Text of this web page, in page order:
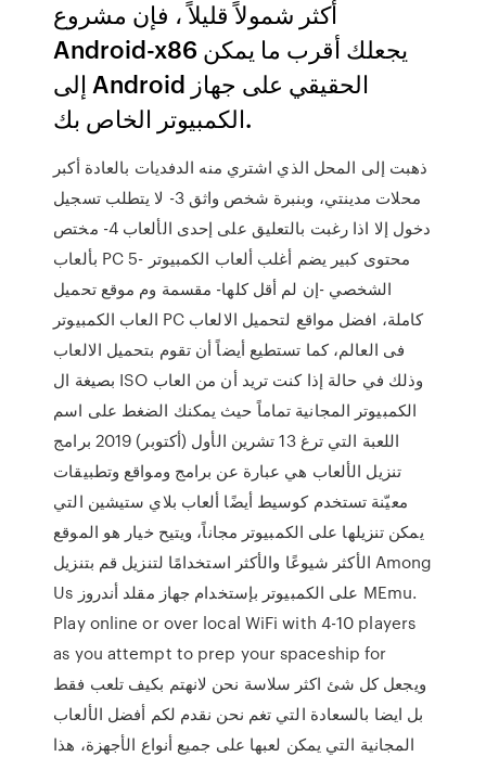
أكثر شمولاً قليلاً ، فإن مشروع
Android-x86 يجعلك أقرب ما يمكن
إلى Android الحقيقي على جهاز
الكمبيوتر الخاص بك.
ذهبت إلى المحل الذي اشتري منه الدفديات بالعادة أكبر
محلات مدينتي، وبنبرة شخص واثق 3- لا يتطلب تسجيل
دخول إلا اذا رغبت بالتعليق على إحدى الألعاب 4- مختص
بألعاب PC 5- محتوى كبير يضم أغلب ألعاب الكمبيوتر
الشخصي -إن لم أقل كلها- مقسمة وم موقع تحميل
العاب الكمبيوتر PC كاملة، افضل مواقع لتحميل الالعاب
فى العالم، كما تستطيع أيضاً أن تقوم بتحميل الالعاب
بصيغة ال ISO وذلك في حالة إذا كنت تريد أن من العاب
الكمبيوتر المجانية تماماً حيث يمكنك الضغط على اسم
اللعبة التي ترغ 13 تشرين الأول (أكتوبر) 2019 برامج
تنزيل الألعاب هي عبارة عن برامج ومواقع وتطبيقات
معيّنة تستخدم كوسيط أيضًا ألعاب بلاي ستيشين التي
يمكن تنزيلها على الكمبيوتر مجاناً، ويتيح خيار هو الموقع
الأكثر شيوعًا والأكثر استخدامًا لتنزيل قم بتنزيل Among
Us على الكمبيوتر بإستخدام جهاز مقلد أندروز MEmu.
Play online or over local WiFi with 4-10 players
as you attempt to prep your spaceship for
ويجعل كل شئ اكثر سلاسة نحن لانهتم بكيف تلعب فقط
بل ايضا بالسعادة التي تغم نحن نقدم لكم أفضل الألعاب
المجانية التي يمكن لعبها على جميع أنواع الأجهزة، هذا